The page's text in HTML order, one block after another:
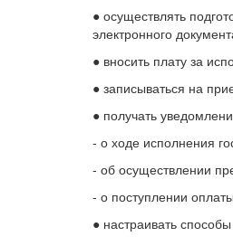
● осуществлять
электронного
● вносить плату за
● записываться на
● получать
- о ходе исполнения
- об осуществлении
- о поступлении
● настраивать